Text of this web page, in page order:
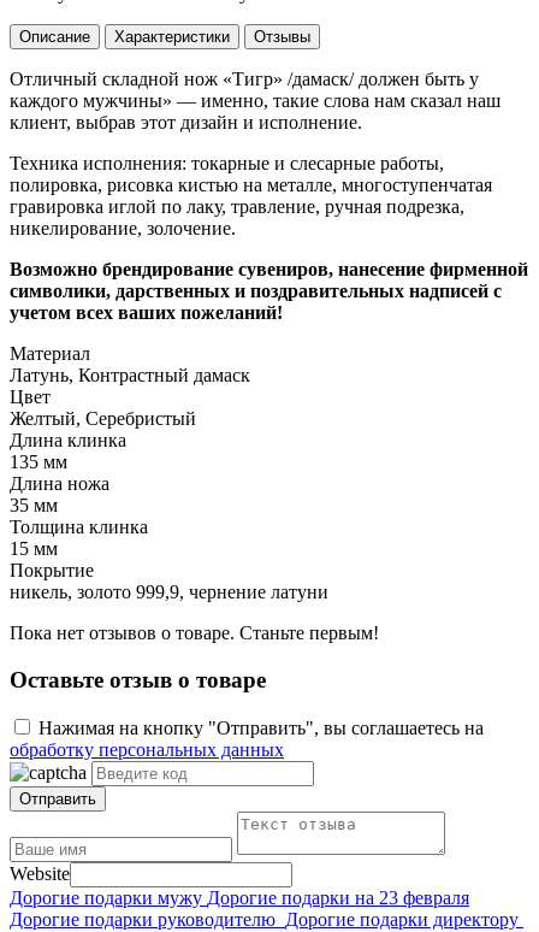
Описание Характеристики Отзывы
Отличный складной нож «Тигр» /дамаск/ должен быть у
каждого мужчины» — именно, такие слова нам сказал наш
клиент, выбрав этот дизайн и исполнение.
Техника исполнения: токарные и слесарные работы,
полировка, рисовка кистью на металле, многоступенчатая
гравировка иглой по лаку, травление, ручная подрезка,
никелирование, золочение.
Возможно брендирование сувениров, нанесение фирменной
символики, дарственных и поздравительных надписей с
учетом всех ваших пожеланий!
Материал
Латунь, Контрастный дамаск
Цвет
Желтый, Серебристый
Длина клинка
135 мм
Длина ножа
35 мм
Толщина клинка
15 мм
Покрытие
никель, золото 999,9, чернение латуни
Пока нет отзывов о товаре. Станьте первым!
Оставьте отзыв о товаре
Нажимая на кнопку "Отправить", вы соглашаетесь на
обработку персональных данных
Отправить
Website
Дорогие подарки мужу Дорогие подарки на 23 февраля
Дорогие подарки руководителю Дорогие подарки директору